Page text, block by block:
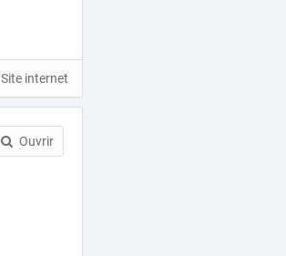
Site internet
Ouvrir